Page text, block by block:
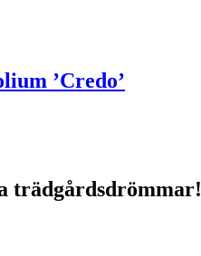
’Credo’
trädgårdsdrömmar!